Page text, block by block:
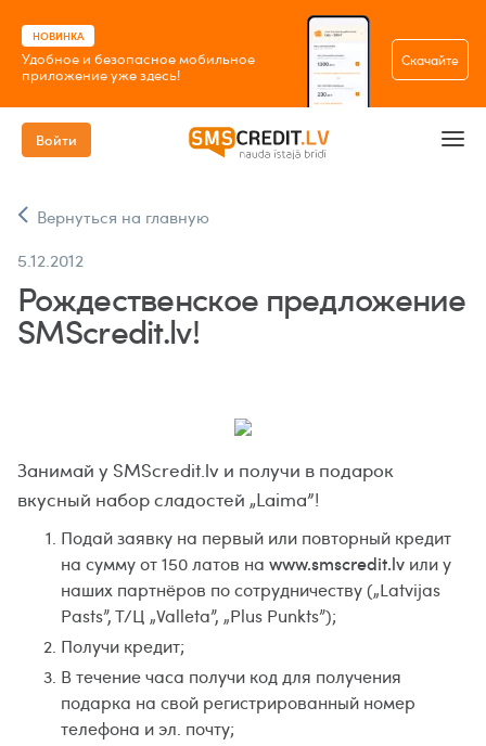
НОВИНКА
Удобное и безопасное мобильное
приложение уже здесь!
Скачайте
Войти
Вернуться на главную
5.12.2012
Рождественское предложение
SMScredit.lv!
Занимай у SMScredit.lv и получи в подарок
вкусный набор сладостей „Laima”!
Подай заявку на первый или повторный кредит
на сумму от 150 латов на www.smscredit.lv или у
наших партнёров по сотрудничеству („Latvijas
Pasts”, T/Ц „Valleta”, „Plus Punkts”);
Получи кредит;
В течение часа получи код для получения
подарка на свой регистрированный номер
телефона и эл. почту;